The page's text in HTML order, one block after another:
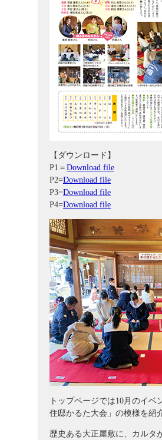
【ダウンロード】
P1＝Download file
P2=Download file
P3=Download file
P4=Download file
トップページでは10月のイ
住邸かるた大会」の模様を紹
歴史ある大正屋敷に、カルタ